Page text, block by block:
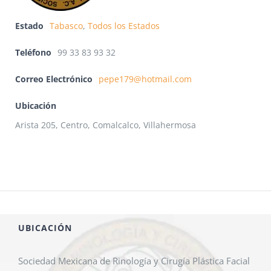
Estado Tabasco, Todos los Estados
Teléfono 99 33 83 93 32
Correo Electrónico pepe179@hotmail.com
Ubicación
Arista 205, Centro, Comalcalco, Villahermosa
UBICACIÓN
Sociedad Mexicana de Rinología y Cirugía Plástica Facial